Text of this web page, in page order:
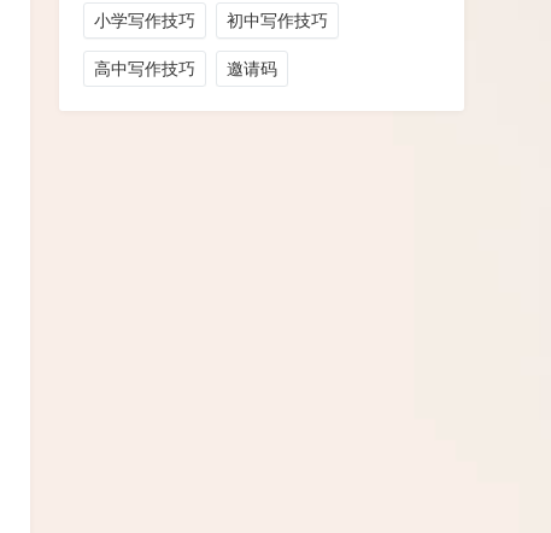
小学写作技巧 初中写作技巧
高中写作技巧 邀请码